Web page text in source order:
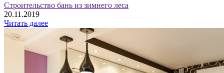
Строительство бань из зимнего леса
20.11.2019
Читать далее